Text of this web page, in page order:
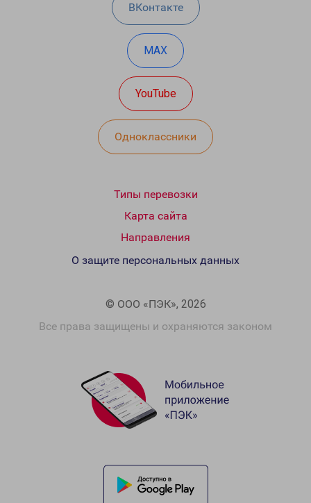
ВКонтакте
MAX
YouTube
Одноклассники
Типы перевозки
Карта сайта
Направления
© ООО «ПЭК», 2026
Все права защищены и охраняются законом
О защите персональных данных